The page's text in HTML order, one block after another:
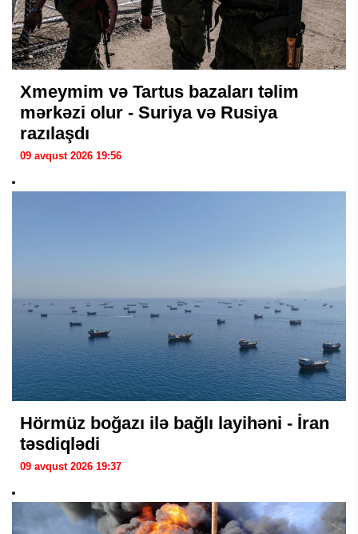
Xmeymim və Tartus bazaları təlim
mərkəzi olur - Suriya və Rusiya
razılaşdı
09 avqust 2026 19:56
Hörmüz boğazı ilə bağlı layihəni - İran
təsdiqlədi
09 avqust 2026 19:37